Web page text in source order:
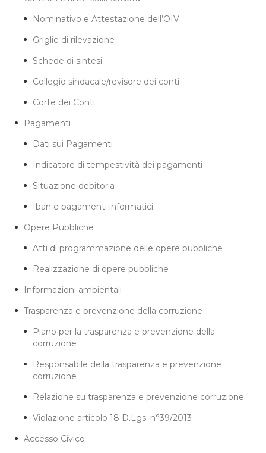
Nominativo e Attestazione dell’OIV
Griglie di rilevazione
Schede di sintesi
Collegio sindacale/revisore dei conti
Corte dei Conti
Pagamenti
Dati sui Pagamenti
Indicatore di tempestività dei pagamenti
Situazione debitoria
Iban e pagamenti informatici
Opere Pubbliche
Atti di programmazione delle opere pubbliche
Realizzazione di opere pubbliche
Informazioni ambientali
Trasparenza e prevenzione della corruzione
Piano per la trasparenza e prevenzione della
corruzione
Responsabile della trasparenza e prevenzione
corruzione
Relazione su trasparenza e prevenzione corruzione
Violazione articolo 18 D.Lgs. n°39/2013
Accesso Civico